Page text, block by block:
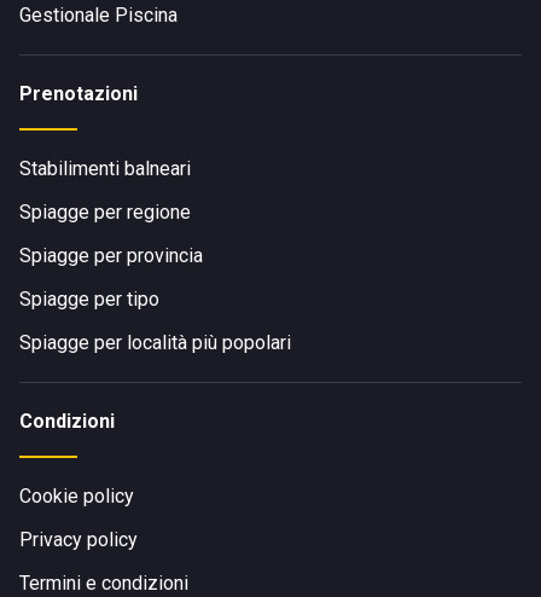
Gestionale Piscina
Prenotazioni
Stabilimenti balneari
Spiagge per regione
Spiagge per provincia
Spiagge per tipo
Spiagge per località più popolari
Condizioni
Cookie policy
Privacy policy
Termini e condizioni